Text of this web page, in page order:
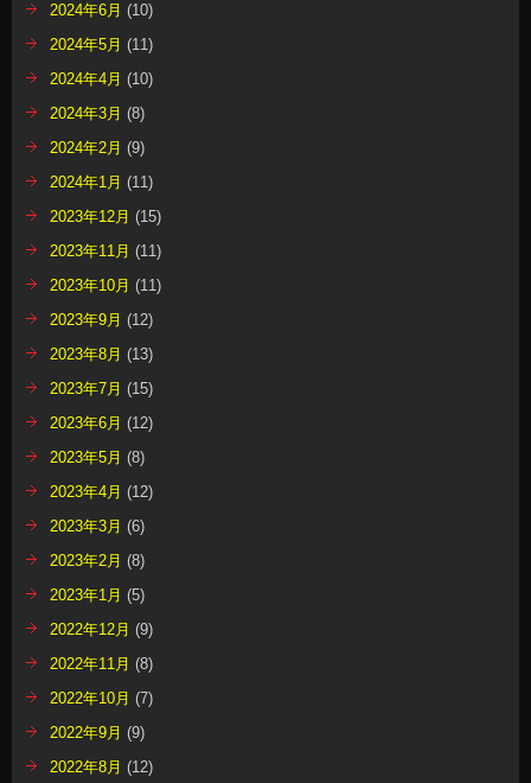
2024年6月 (10)
2024年5月 (11)
2024年4月 (10)
2024年3月 (8)
2024年2月 (9)
2024年1月 (11)
2023年12月 (15)
2023年11月 (11)
2023年10月 (11)
2023年9月 (12)
2023年8月 (13)
2023年7月 (15)
2023年6月 (12)
2023年5月 (8)
2023年4月 (12)
2023年3月 (6)
2023年2月 (8)
2023年1月 (5)
2022年12月 (9)
2022年11月 (8)
2022年10月 (7)
2022年9月 (9)
2022年8月 (12)